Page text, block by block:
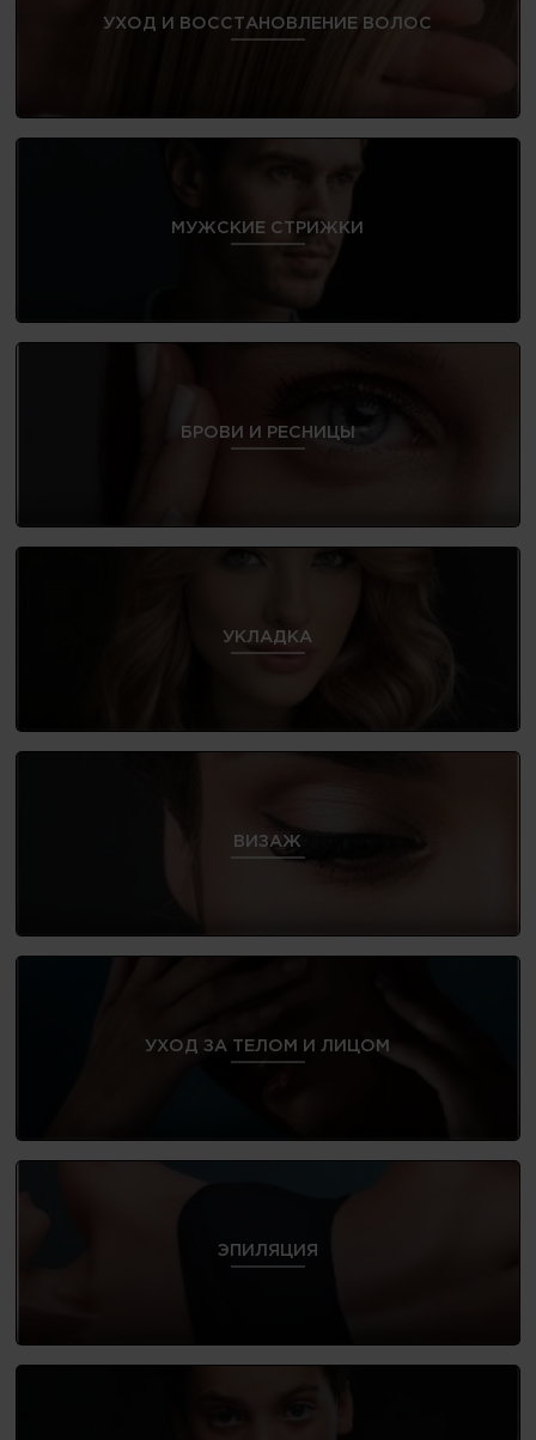
УХОД И ВОССТАНОВЛЕНИЕ ВОЛОС
МУЖСКИЕ СТРИЖКИ
БРОВИ И РЕСНИЦЫ
УКЛАДКА
ВИЗАЖ
УХОД ЗА ТЕЛОМ И ЛИЦОМ
ЭПИЛЯЦИЯ